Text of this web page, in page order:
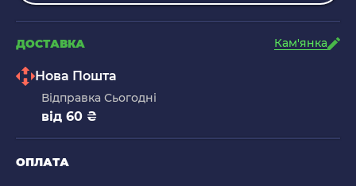
ДОСТАВКА Кам'янка
Нова Пошта
Відправка Сьогодні
від 60 ₴
ОПЛАТА